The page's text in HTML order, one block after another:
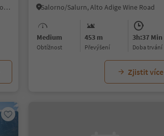
Pietralba/Weissenstein, Deutschnofen/Nova Ponente, Dolomites Region Eggental Salorno/Salurn, Alto Adige Wine Road
Medium
Obtížnost
453 m
Převýšení
3h:37 Min
doba trvání
Zjistit více